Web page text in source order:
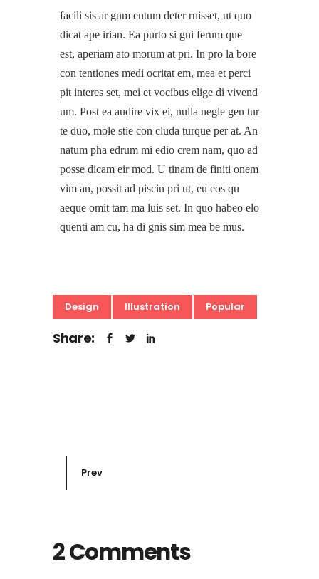
facili sis ar gum entum deter ruisset, ut quo
dicat ape irian. Ea purto si gni ferum que
est, aperiam ato morum at pri. In pro la bore
con tentiones medi ocritat em, mea et perci
pit interes set, mei et vocibus elige di vivend
um. Post ea audire vix ei, nulla negle gen tur
te duo, mole stie con cluda turque per at. An
natum pha edrum mi edio crem nam, quo ad
posse dicam eir mod. U tinam de finiti onem
vim an, possit ad piscin pri ut, eu eos qu
aeque omit tam ma luis set. In quo habeo elo
quenti am cu, ha di gnis sim mea be mus.
Design Illustration Popular
Share:
Prev
2 Comments